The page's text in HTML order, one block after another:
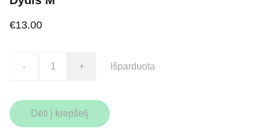
€13.00
- + Išparduota
Dėti į krepšelį